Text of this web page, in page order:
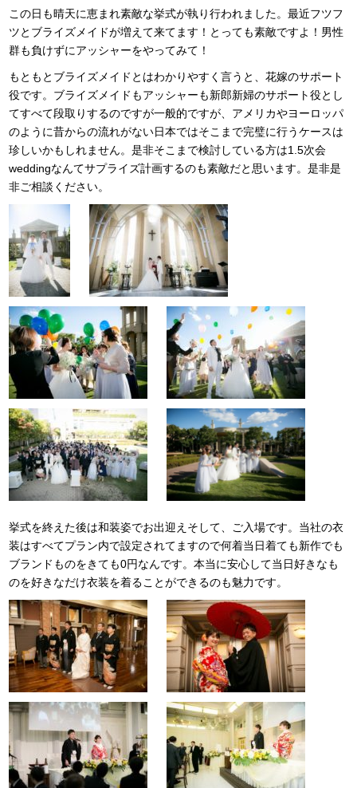
この日も晴天に恵まれ素敵な挙式が執り行われました。最近フツフ
ツとブライズメイドが増えて来てます！とっても素敵ですよ！男性
群も負けずにアッシャーをやってみて！
もともとブライズメイドとはわかりやすく言うと、花嫁のサポート
役です。ブライズメイドもアッシャーも新郎新婦のサポート役とし
てすべて段取りするのですが一般的ですが、アメリカやヨーロッパ
のように昔からの流れがない日本ではそこまで完璧に行うケースは
珍しいかもしれません。是非そこまで検討している方は1.5次会
weddingなんてサプライズ計画するのも素敵だと思います。是非是
非ご相談ください。
挙式を終えた後は和装姿でお出迎えそして、ご入場です。当社の衣
装はすべてプラン内で設定されてますので何着当日着ても新作でも
ブランドものをきても0円なんです。本当に安心して当日好きなも
のを好きなだけ衣装を着ることができるのも魅力です。